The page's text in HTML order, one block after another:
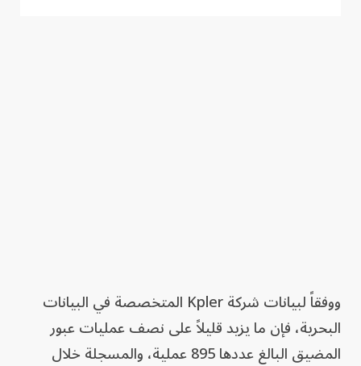
ووفقاً لبيانات شركة Kpler المتخصصة في البيانات
البحرية، فإن ما يزيد قليلاً على نصف عمليات عبور
المضيق البالغ عددها 895 عملية، والمسجلة خلال